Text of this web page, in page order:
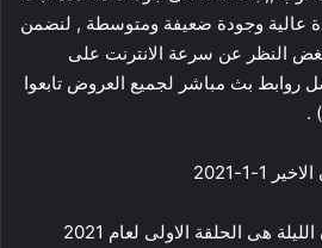
عالية وجودة ضعيفة ومتوسطة , لنضمن
النظر عن سرعة الانترنت على
روابط بث مباشر لجميع العروض تابعوا
.
1-2021
ان حلقة عرض سماك داون الليلة هى الحلقة الاولى لعام 2021